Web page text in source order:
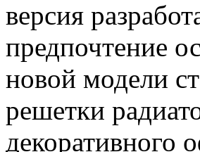
версия
предпочтение
новой модели
решетки
декоративного